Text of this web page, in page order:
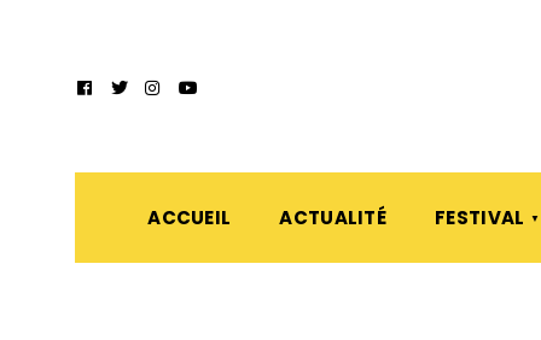
ACCUEIL ACTUALITÉ FESTIVAL